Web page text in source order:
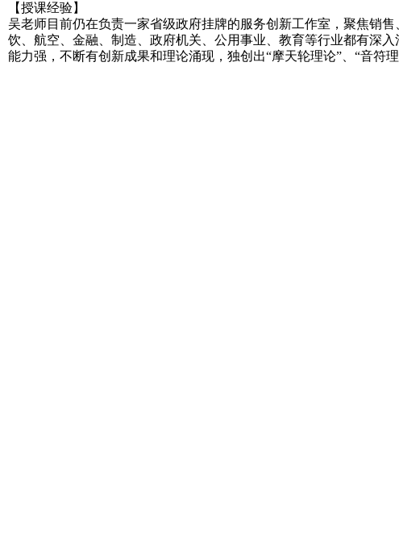
【授课经验】
吴老师目前仍在负责一家省级政府挂牌的服务创新工作室，聚焦销
饮、航空、金融、制造、政府机关、公用事业、教育等行业都有深
能力强，不断有创新成果和理论涌现，独创出“摩天轮理论”、“音符